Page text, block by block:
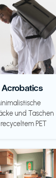
und Taschen
PET